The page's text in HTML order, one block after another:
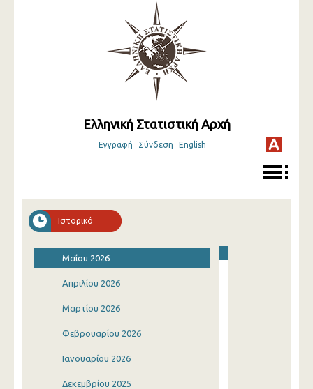
Ελληνική Στατιστική Αρχή
Εγγραφή Σύνδεση English
Ιστορικό
Μαΐου 2026
Απριλίου 2026
Μαρτίου 2026
Φεβρουαρίου 2026
Ιανουαρίου 2026
Δεκεμβρίου 2025